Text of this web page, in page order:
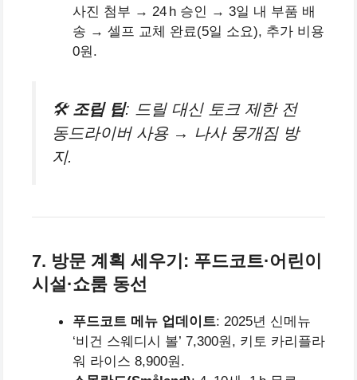
사진 첨부 → 24 h 승인 → 3일 내 부품 배
송 → 셀프 교체 완료(5일 소요), 추가 비용
0원.
🛠 조립 팁: 드릴 대신 토크 제한 전
동드라이버 사용 → 나사 뭉개짐 방
지.
7. 방문 계획 세우기: 푸드코트·어린이
시설·쇼룸 동선
푸드코트 메뉴 업데이트: 2025년 신메뉴
‘비건 스웨디시 볼’ 7,300원, 키토 카리플라
워 라이스 8,900원.